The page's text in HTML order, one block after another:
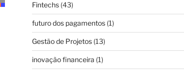
Fintechs(43)
futuro dos pagamentos(1)
Gestão de Projetos(13)
inovação financeira (1)